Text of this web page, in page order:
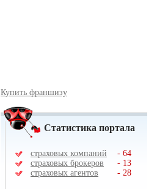
Купить франшизу
Статистика портала
страховых компаний - 64
страховых брокеров
- 13
страховых агентов
- 28